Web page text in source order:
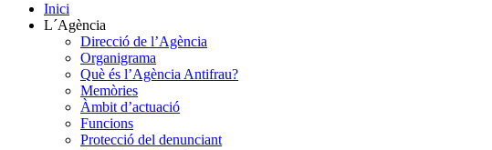
Inici
L´Agència
Direcció de l’Agència
Organigrama
Què és l’Agència Antifrau?
Memòries
Àmbit d’actuació
Funcions
Protecció del denunciant